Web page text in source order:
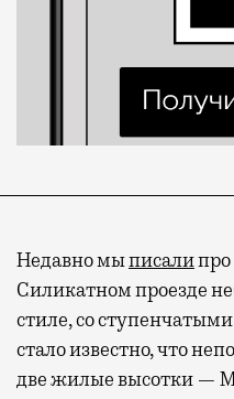
Недавно мыписали
Силикатном проезде
стиле, со
стало известно, что
две жилые высотки —